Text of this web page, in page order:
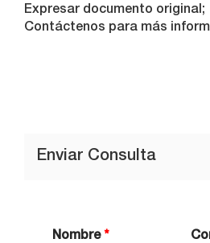
Expresar documento original;
Contáctenos para más
Enviar Consulta
Nombre*